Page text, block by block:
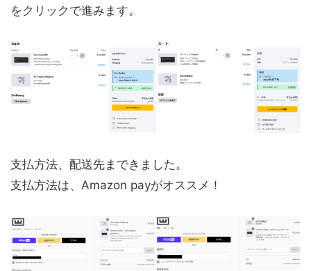
をクリックで進みます。
支払方法、配送先まできました。
支払方法は、Amazon payがオススメ！